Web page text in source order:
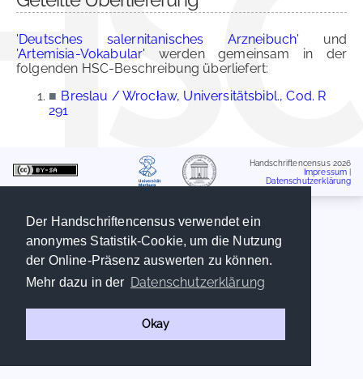
Der Handschriftencensus verwendet ein
anonymes Statistik-Cookie, um die Nutzung
der Online-Präsenz auswerten zu können.
Mehr dazu in der Datenschutzerklärung
Okay
'Deutsches salernitanisches Arzneibuch' und
'Artemisia-Vokabular' werden gemeinsam in der
folgenden HSC-Beschreibung überliefert:
■ Breslau / Wrocław, Universitätsbibl., Cod. R
291
Handschriftencensus 2026
Impressum
Datenschutzerklärung